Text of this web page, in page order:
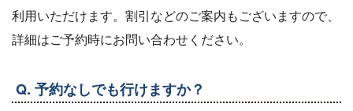
利用いただけます。割引などのご案内もございますので、
詳細はご予約時にお問い合わせください。
Q. 予約なしでも行けますか？